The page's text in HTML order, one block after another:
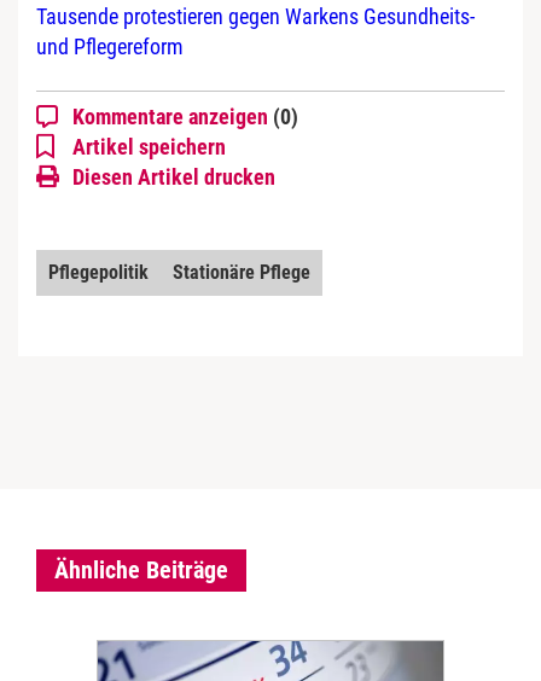
Tausende protestieren gegen Warkens Gesundheits-
und Pflegereform
Kommentare anzeigen (0)
Artikel speichern
Diesen Artikel drucken
Pflegepolitik Stationäre Pflege
Ähnliche Beiträge